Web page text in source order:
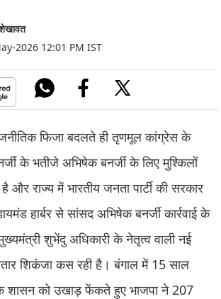
2026 12:01 PM IST
फिजा बदलते ही तृणमूल कांग्रेस के
के भतीजे अभिषेक बनर्जी के लिए मुश्किलों
और राज्य में भारतीय जनता पार्टी की सरकार
हार्बर से सांसद अभिषेक बनर्जी कार्रवाई के
शुभेंदु अधिकारी के नेतृत्व वाली नई
शिकंजा कस रही है। बंगाल में 15 साल
के शासन को उखाड़ फेंकते हुए भाजपा ने 207